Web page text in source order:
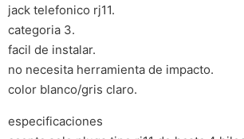
jack telefonico rj11.
categoria 3.
facil de instalar.
no necesita herramienta de impacto.
color blanco/gris claro.
especificaciones